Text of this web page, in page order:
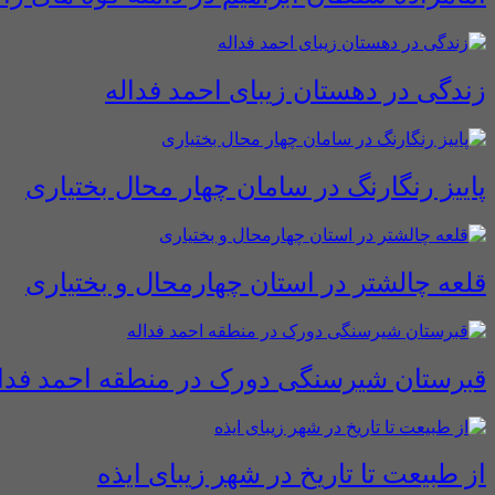
زندگی در دهستان زیبای احمد فداله
پاییز رنگارنگ در سامان چهار محال بختیاری
قلعه چالشتر در استان چهارمحال و بختیاری
قبرستان شیرسنگی دورک در منطقه احمد
از طبیعت تا تاریخ در شهر زیبای ایذه